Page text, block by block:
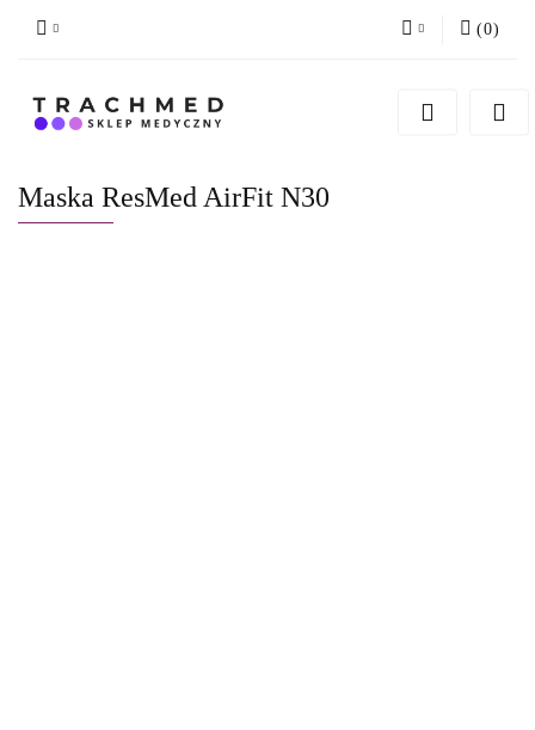
Zgody cookies
(0)
Maska ResMed AirFit N30